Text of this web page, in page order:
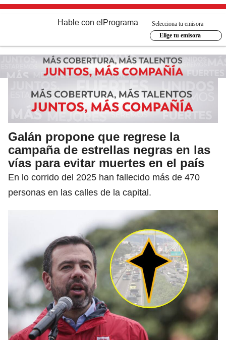
Hable con el Programa
Selecciona tu emisora
Elige tu emisora
Galán propone que regrese la
campaña de estrellas negras en las
vías para evitar muertes en el país
En lo corrido del 2025 han fallecido más de 470
personas en las calles de la capital.